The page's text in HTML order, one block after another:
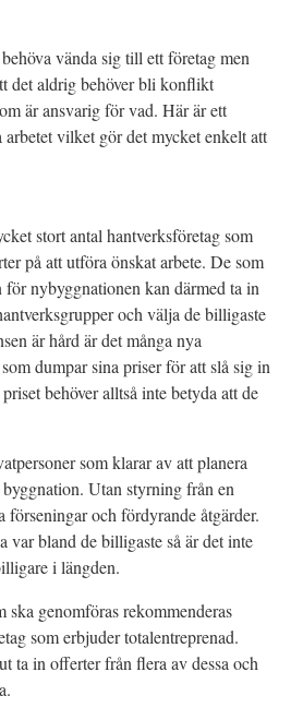
vända sig till ett företag men
det aldrig behöver bli konflikt
är ansvarig för vad. Här är ett
vilket gör det mycket enkelt att
stort antal hantverksföretag som
på att utföra önskat arbete. De som
nybyggnationen kan därmed ta in
och välja de billigaste
är hård är det många nya
dumpar sina priser för att slå sig in
behöver alltså inte betyda att de
som klarar av att planera
Utan styrning från en
förseningar och fördyrande åtgärder.
var bland de billigaste så är det inte
i längden.
ska genomföras rekommenderas
som erbjuder totalentreprenad.
ta in offerter från flera av dessa och